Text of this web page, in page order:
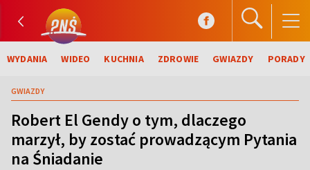
WYDANIA WIDEO KUCHNIA ZDROWIE GWIAZDY PORADY
GWIAZDY
Robert El Gendy o tym, dlaczego
marzył, by zostać prowadzącym Pytania
na Śniadanie